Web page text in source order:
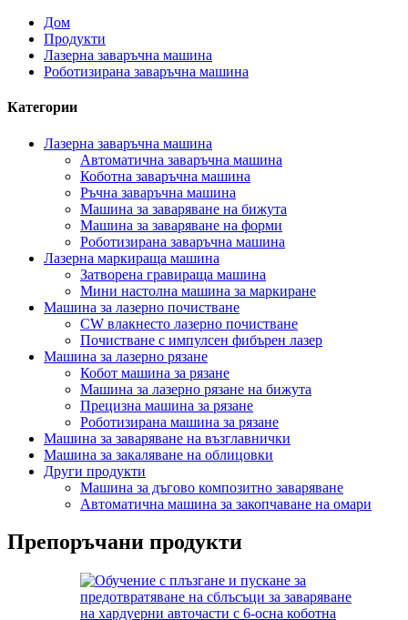
Дом
Продукти
Лазерна заваръчна машина
Роботизирана заваръчна машина
Категории
Лазерна заваръчна машина
Автоматична заваръчна машина
Коботна заваръчна машина
Ръчна заваръчна машина
Машина за заваряване на бижута
Машина за заваряване на форми
Роботизирана заваръчна машина
Лазерна маркираща машина
Затворена гравираща машина
Мини настолна машина за маркиране
Машина за лазерно почистване
CW влакнесто лазерно почистване
Почистване с импулсен фибърен лазер
Машина за лазерно рязане
Кобот машина за рязане
Машина за лазерно рязане на бижута
Прецизна машина за рязане
Роботизирана машина за рязане
Машина за заваряване на възглавнички
Машина за закаляване на облицовки
Други продукти
Машина за дъгово композитно заваряване
Автоматична машина за закопчаване на омари
Препоръчани продукти